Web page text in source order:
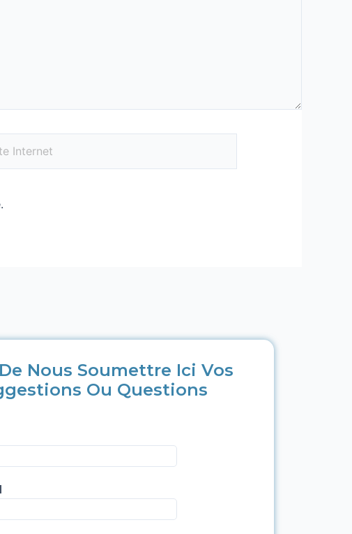
Nous Soumettre Ici Vos
Ou Questions